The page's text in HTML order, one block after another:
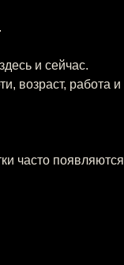
и сейчас.
возраст, работа и
часто появляются